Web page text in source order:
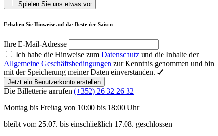
Spielen Sie uns etwas vor
Erhalten Sie Hinweise auf das Beste der Saison
Ihre E-Mail-Adresse
Ich habe die Hinweise zum Datenschutz und die Inhalte der
Allgemeine Geschäftsbedingungen zur Kenntnis genommen und bin
mit der Speicherung meiner Daten einverstanden.
Jetzt ein Benutzerkonto erstellen
Die Billetterie anrufen (+352) 26 32 26 32
Montag bis Freitag von 10:00 bis 18:00 Uhr
bleibt vom 25.07. bis einschließlich 17.08. geschlossen